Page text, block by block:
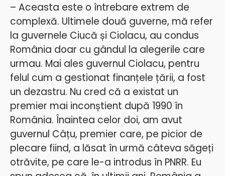
– Aceasta este o întrebare extrem de
complexă. Ultimele două guverne, mă refer
la guvernele Ciucă și Ciolacu, au condus
România doar cu gândul la alegerile care
urmau. Mai ales guvernul Ciolacu, pentru
felul cum a gestionat finanțele țării, a fost
un dezastru. Nu cred că a existat un
premier mai inconștient după 1990 în
România. Înaintea celor doi, am avut
guvernul Câțu, premier care, pe picior de
plecare fiind, a lăsat în urmă câteva săgeți
otrăvite, pe care le-a introdus în PNRR. Eu